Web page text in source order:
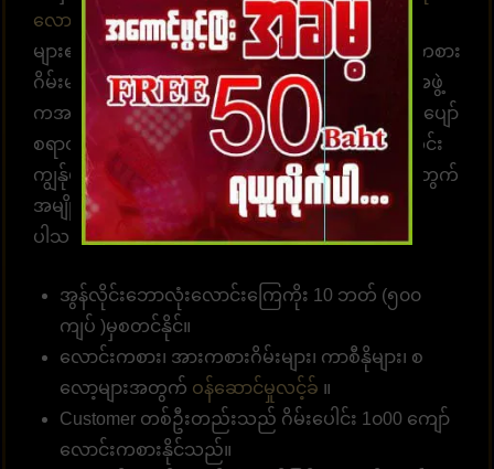
လောင်းကစားဝက်ဘ်ဆိုက်UFABET သည် လူအ
များ၏နှလုံးသားကို အနိုင်ယူသည်။ အွန်လိုင်းလောင်းကစား
ဂိမ်းများကို အချိန်မရွေးကစားရန် ဝန်ဆောင်မှုပေးတဲ့အဖွဲ့
ကအမြဲ စောင့်ဆိုင်းနေပါတယ်။ အွန်လောင်းကစားဂိမ်းပျော်
စရာတွင်ပါဝင်ဆင်နွဲပါ။ကျွန်ုပ်တို့သည် အောက်ပါအတိုင်း
ကျွန်ုပ်တို့၏ဝဘ်ဆိုဒ်မှာ ကစားရန် ဆုံးဖြတ်ရန် သင့်အတွက်
အမျိုးမျိုးသော အကျိုးကျေးဇူးများကို စုစည်းထား
ပါသည်။
အွန်လိုင်းဘောလုံးလောင်းကြေကိုး 10 ဘတ် (၅၀၀
ကျပ် )မှစတင်နိုင်။
လောင်းကစား၊ အားကစားဂိမ်းများ၊ ကာစီနိုများ၊ စ
လော့များအတွက် ဝန်ဆောင်မှုလင့်ခ် ။
Customer တစ်ဦးတည်းသည် ဂိမ်းပေါင်း 1၀00 ကျော်
လောင်းကစားနိုင်သည်။